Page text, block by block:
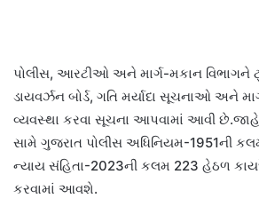
પોલીસ, આરટીઓ અને માર્ગ-મકાન વિભાગને
ડાયવર્ઝન બોર્ડ, ગતિ મર્યાદા સૂચનાઓ અને
વ્યવસ્થા કરવા સૂચના આપવામાં આવી
સામે ગુજરાત પોલીસ અધિનિયમ-1951ની
ન્યાય સંહિતા-2023ની કલમ 223 હેઠળ
કરવામાં આવશે.